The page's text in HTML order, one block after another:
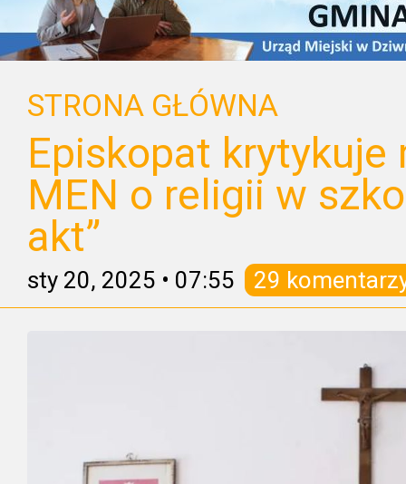
STRONA GŁÓWNA
Episkopat krytykuje
MEN o religii w
akt”
sty 20, 2025 • 07:55 29